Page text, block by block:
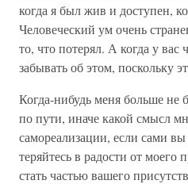
когда я был жив и доступен,
Человеческий ум очень
то, что потерял. А когда у вас
забывать об этом, поскольку
Когда-нибудь меня больше не
по пути, иначе какой смысл
самореализации, если сами
теряйтесь в радости от моего
стать частью вашего